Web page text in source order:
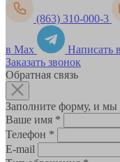
(863) 310-000-3
в Max
Написать
Заказать звонок
Обратная связь
Заполните форму, и
Ваше имя *
Телефон *
E-mail